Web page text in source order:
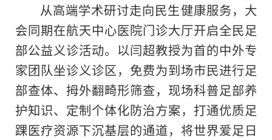
从高端学术研讨走向民生健康服务，大
会同期在航天中心医院门诊大厅开启全民足
部公益义诊活动。以闫超教授为首的中外专
家团队坐诊义诊区，免费为到场市民进行足
部查体、拇外翻畸形筛查，现场科普足部养
护知识、定制个体化防治方案，打通优质足
踝医疗资源下沉基层的通道，将世界爱足日